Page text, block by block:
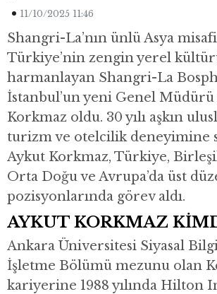
11/10/2025 11:46
Shangri-La’nın ünlü Asya
Türkiye’nin zengin yerel
harmanlayan Shangri-La
İstanbul’un yeni Genel
Korkmaz oldu. 30 yılı aşkın
turizm ve otelcilik deneyimine
Aykut Korkmaz, Türkiye,
Orta Doğu ve Avrupa’da üst
pozisyonlarında görev aldı.
AYKUT KORKMAZ
Ankara Üniversitesi Siyasal
İşletme Bölümü mezunu olan
kariyerine 1988 yılında Hilton